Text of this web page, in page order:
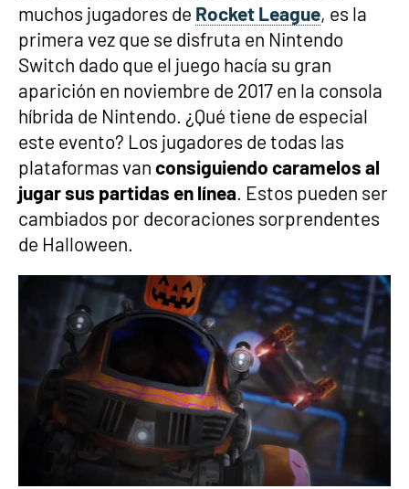
muchos jugadores de Rocket League, es la
primera vez que se disfruta en Nintendo
Switch dado que el juego hacía su gran
aparición en noviembre de 2017 en la consola
híbrida de Nintendo. ¿Qué tiene de especial
este evento? Los jugadores de todas las
plataformas van consiguiendo caramelos al
jugar sus partidas en línea. Estos pueden ser
cambiados por decoraciones sorprendentes
de Halloween.